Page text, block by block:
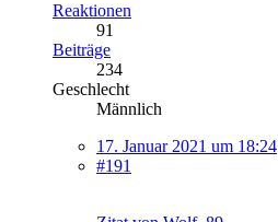
Reaktionen
91
Beiträge
234
Geschlecht
Männlich
17. Januar 2021 um 18:24
#191